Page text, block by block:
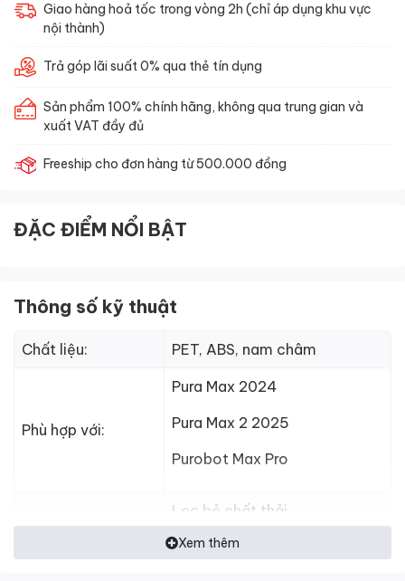
Giao hàng hoả tốc trong vòng 2h (chỉ áp dụng khu vực
nội thành)
Trả góp lãi suất 0% qua thẻ tín dụng
Sản phẩm 100% chính hãng, không qua trung gian và
xuất VAT đầy đủ
Freeship cho đơn hàng từ 500.000 đồng
ĐẶC ĐIỂM NỔI BẬT
Thông số kỹ thuật
Chất liệu: PET, ABS, nam châm
Phù hợp với:
Pura Max 2024
Pura Max 2 2025
Purobot Max Pro
Lọc bỏ chất thải
Tự xả cát cũ vào hộc chứa
Xem thêm